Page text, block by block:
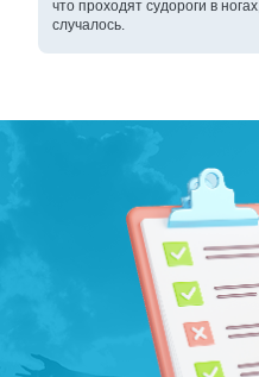
что проходят судороги в
случалось.